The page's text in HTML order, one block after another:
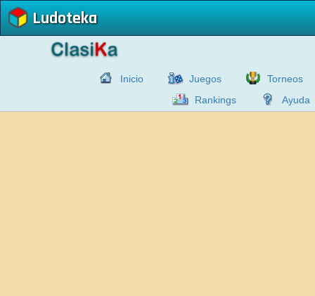
Ludoteka
Inicio Juegos
Torneos
Rankings
Ayuda